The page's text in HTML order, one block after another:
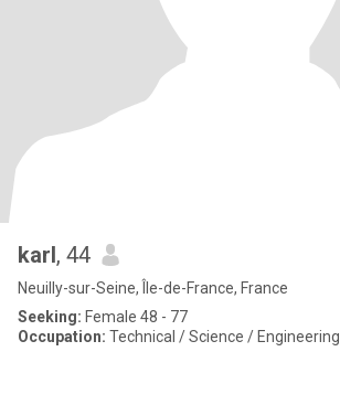
karl, 44
Neuilly-sur-Seine, Île-de-France, France
Seeking: Female 48 - 77
Occupation: Technical / Science / Engineering